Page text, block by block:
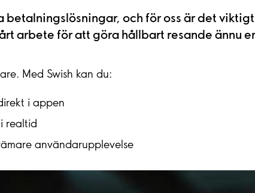
betalningslösningar, och för oss är det
arbete för att göra hållbart resande ännu
Med Swish kan du:
i appen
realtid
användarupplevelse